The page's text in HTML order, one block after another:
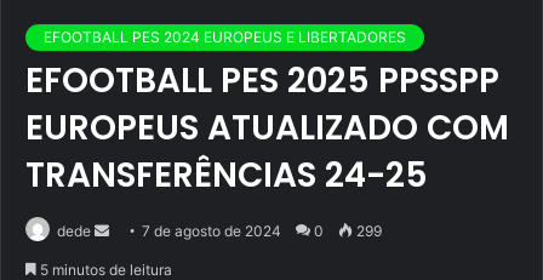
EFOOTBALL PES 2024 EUROPEUS E LIBERTADORES
EFOOTBALL PES 2025 PPSSPP
EUROPEUS ATUALIZADO COM
TRANSFERÊNCIAS 24-25
dede
Mande7 de agosto de 2024 0 299
5 minutos de leitura